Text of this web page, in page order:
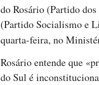
do Rosário (Partido
(Partido Socialismo e
quarta-feira, no
Rosário entende que
do Sul é